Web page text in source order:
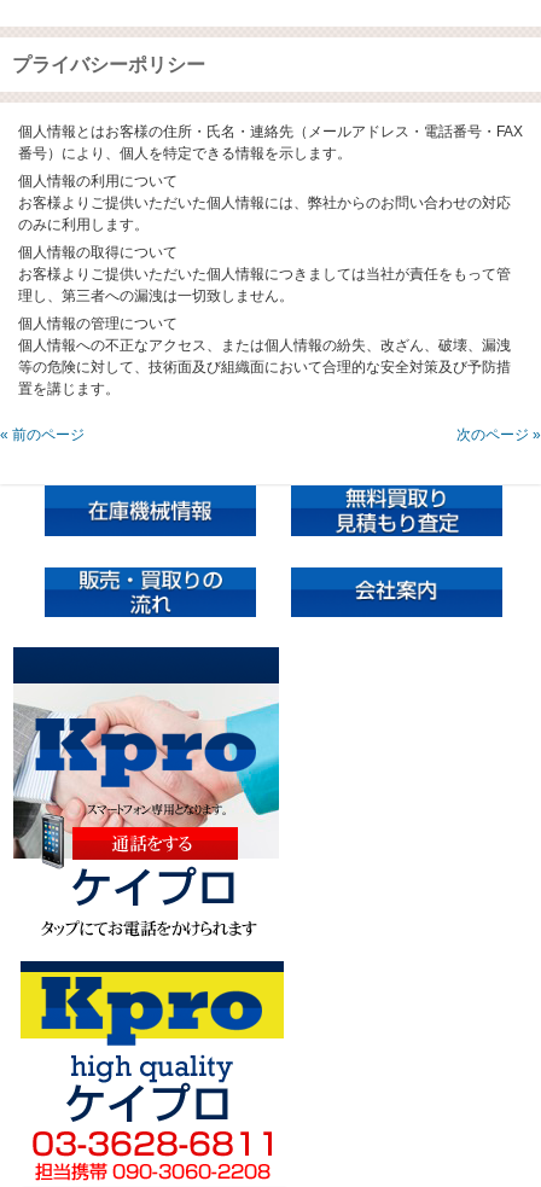
プライバシーポリシー
個人情報とはお客様の住所・氏名・連絡先（メールアドレス・電話番号・FAX
番号）により、個人を特定できる情報を示します。
個人情報の利用について
お客様よりご提供いただいた個人情報には、弊社からのお問い合わせの対応
のみに利用します。
個人情報の取得について
お客様よりご提供いただいた個人情報につきましては当社が責任をもって管
理し、第三者への漏洩は一切致しません。
個人情報の管理について
個人情報への不正なアクセス、または個人情報の紛失、改ざん、破壊、漏洩
等の危険に対して、技術面及び組織面において合理的な安全対策及び予防措
置を講じます。
« 前のページ 次のページ »